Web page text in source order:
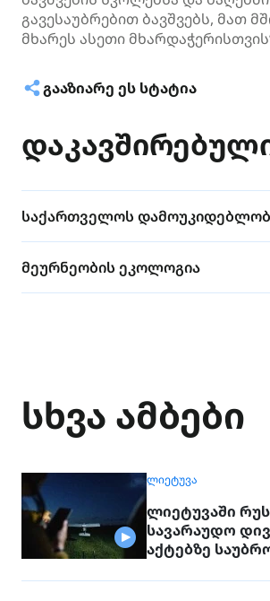
გავესაუბრებით ბავშვებს,
მხარეს ასეთი
ᲒᲐᲐᲖᲘᲐᲠᲔ ᲔᲡ ᲡᲢᲐᲢᲘᲐ
საქართველოს
მეურნეობის ეკოლოგია
სხვა ამბები
ᲚᲘᲔᲢᲣᲕᲐ
ლიეტუვაში
სავარაუდო
აქტებზე